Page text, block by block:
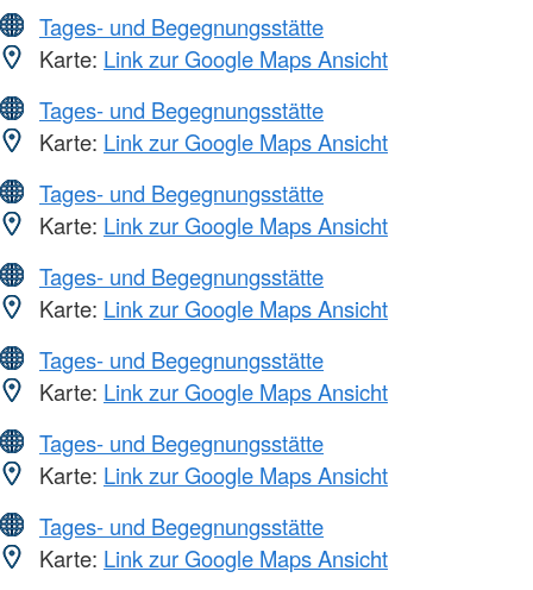
Tages- und Begegnungsstätte
Karte: Link zur Google Maps Ansicht
Tages- und Begegnungsstätte
Karte: Link zur Google Maps Ansicht
Tages- und Begegnungsstätte
Karte: Link zur Google Maps Ansicht
Tages- und Begegnungsstätte
Karte: Link zur Google Maps Ansicht
Tages- und Begegnungsstätte
Karte: Link zur Google Maps Ansicht
Tages- und Begegnungsstätte
Karte: Link zur Google Maps Ansicht
Tages- und Begegnungsstätte
Karte: Link zur Google Maps Ansicht